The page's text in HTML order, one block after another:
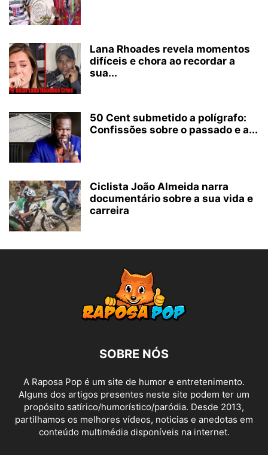
Lana Rhoades revela momentos
difíceis e chora ao recordar a
sua...
50 Cent submetido a polígrafo:
Confissões sobre o passado e a...
Ciclista João Almeida narra
documentário sobre a sua vida e
carreira
SOBRE NÓS
A Raposa Pop é um site de humor e entretenimento.
Alguns dos artigos presentes neste site podem ter um
propósito satírico/humorístico/paródia. Desde 2013,
partilhamos os melhores vídeos, noticias e anedotas em
conteúdo multimédia disponíveis na internet.